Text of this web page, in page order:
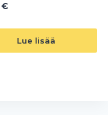
€
Lue lisää